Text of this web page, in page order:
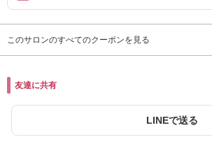
このサロンのすべてのクーポンを見る
友達に共有
LINEで送る